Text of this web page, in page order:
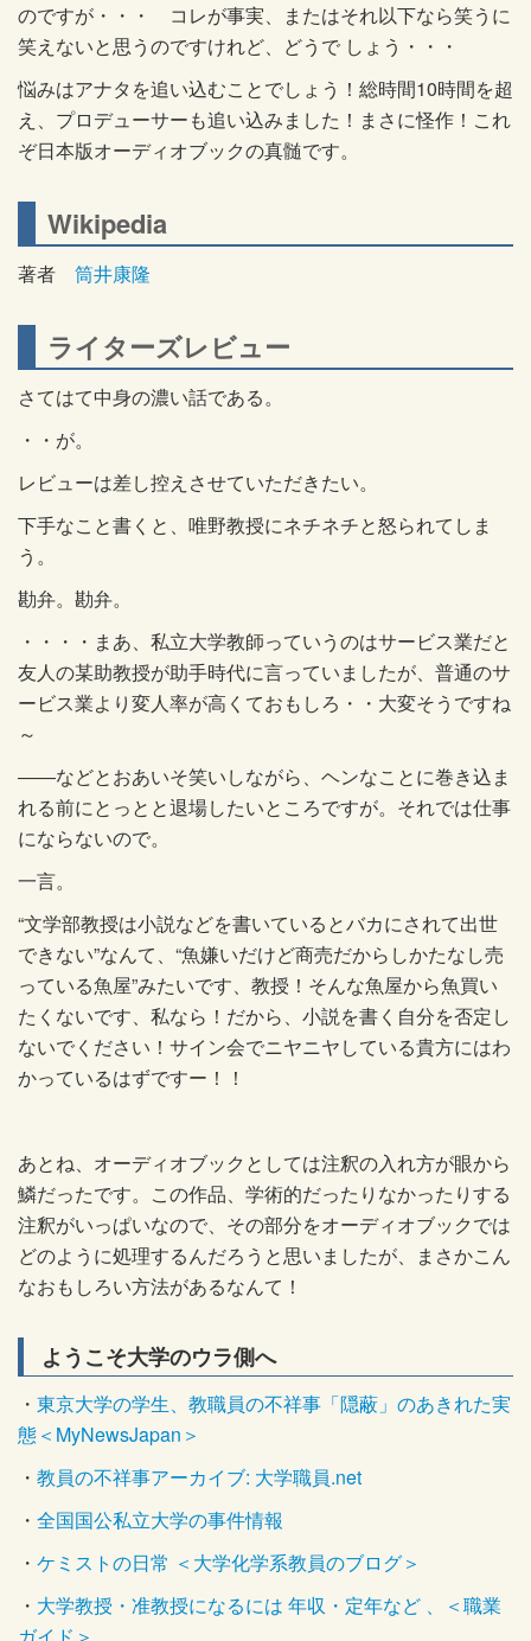
のですが・・・ コレが事実、またはそれ以下なら笑うに
笑えないと思うのですけれど、どうで しょう・・・
悩みはアナタを追い込むことでしょう！総時間10時間を超
え、プロデューサーも追い込みました！まさに怪作！これ
ぞ日本版オーディオブックの真髄です。
Wikipedia
著者 筒井康隆
ライターズレビュー
さてはて中身の濃い話である。
・・が。
レビューは差し控えさせていただきたい。
下手なこと書くと、唯野教授にネチネチと怒られてしま
う。
勘弁。勘弁。
・・・・まあ、私立大学教師っていうのはサービス業だと
友人の某助教授が助手時代に言っていましたが、普通のサ
ービス業より変人率が高くておもしろ・・大変そうですね
～
――などとおあいそ笑いしながら、ヘンなことに巻き込ま
れる前にとっとと退場したいところですが。それでは仕事
にならないので。
一言。
“文学部教授は小説などを書いているとバカにされて出世
できない”なんて、“魚嫌いだけど商売だからしかたなし売
っている魚屋”みたいです、教授！そんな魚屋から魚買い
たくないです、私なら！だから、小説を書く自分を否定し
ないでください！サイン会でニヤニヤしている貴方にはわ
かっているはずですー！！
あとね、オーディオブックとしては注釈の入れ方が眼から
鱗だったです。この作品、学術的だったりなかったりする
注釈がいっぱいなので、その部分をオーディオブックでは
どのように処理するんだろうと思いましたが、まさかこん
なおもしろい方法があるなんて！
ようこそ大学のウラ側へ
・ 東京大学の学生、教職員の不祥事「隠蔽」のあきれた実
態＜MyNewsJapan＞
・ 教員の不祥事アーカイブ: 大学職員.net
・ 全国国公私立大学の事件情報
・ ケミストの日常 ＜大学化学系教員のブログ＞
・ 大学教授・准教授になるには 年収・定年など 、＜職業